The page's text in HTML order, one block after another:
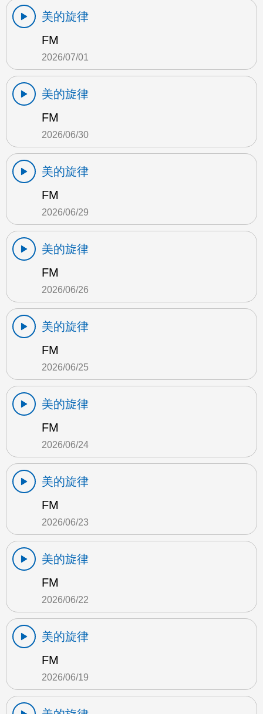
美的旋律
FM
2026/07/01
美的旋律
FM
2026/06/30
美的旋律
FM
2026/06/29
美的旋律
FM
2026/06/26
美的旋律
FM
2026/06/25
美的旋律
FM
2026/06/24
美的旋律
FM
2026/06/23
美的旋律
FM
2026/06/22
美的旋律
FM
2026/06/19